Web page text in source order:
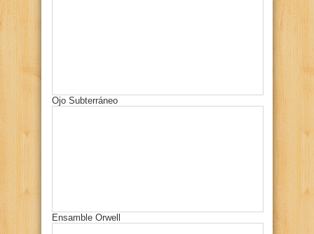
Ojo Subterráneo
Ensamble Orwell